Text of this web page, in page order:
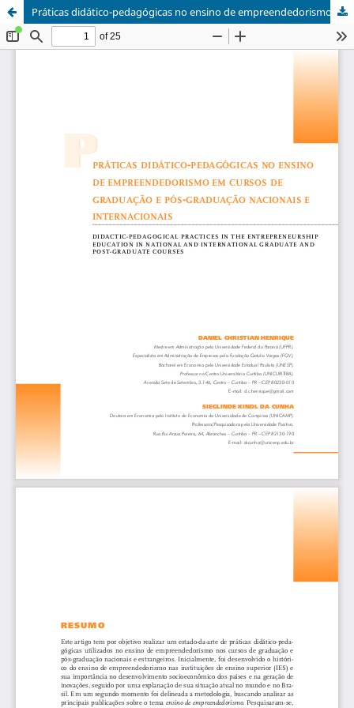
Práticas didático-pedagógicas no ensino de empreendedorismo em cursos de graduação e pós-graduação nacionais e internacionais